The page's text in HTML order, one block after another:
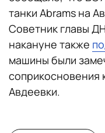
танки Abrams на
Советник главы
накануне также
машины были
соприкосновения
Авдеевки.